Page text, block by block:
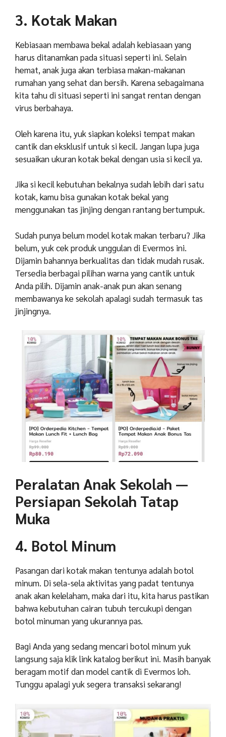
3. Kotak Makan
Kebiasaan membawa bekal adalah kebiasaan yang
harus ditanamkan pada situasi seperti ini. Selain
hemat, anak juga akan terbiasa makan-makanan
rumahan yang sehat dan bersih. Karena sebagaimana
kita tahu di situasi seperti ini sangat rentan dengan
virus berbahaya.
Oleh karena itu, yuk siapkan koleksi tempat makan
cantik dan eksklusif untuk si kecil. Jangan lupa juga
sesuaikan ukuran kotak bekal dengan usia si kecil ya.
Jika si kecil kebutuhan bekalnya sudah lebih dari satu
kotak, kamu bisa gunakan kotak bekal yang
menggunakan tas jinjing dengan rantang bertumpuk.
Sudah punya belum model kotak makan terbaru? Jika
belum, yuk cek produk unggulan di Evermos ini.
Dijamin bahannya berkualitas dan tidak mudah rusak.
Tersedia berbagai pilihan warna yang cantik untuk
Anda pilih. Dijamin anak-anak pun akan senang
membawanya ke sekolah apalagi sudah termasuk tas
jinjingnya.
Peralatan Anak Sekolah —
Persiapan Sekolah Tatap
Muka
4. Botol Minum
Pasangan dari kotak makan tentunya adalah botol
minum. Di sela-sela aktivitas yang padat tentunya
anak akan kelelaham, maka dari itu, kita harus pastikan
bahwa kebutuhan cairan tubuh tercukupi dengan
botol minuman yang ukurannya pas.
Bagi Anda yang sedang mencari botol minum yuk
langsung saja klik link katalog berikut ini. Masih banyak
beragam motif dan model cantik di Evermos loh.
Tunggu apalagi yuk segera transaksi sekarang!